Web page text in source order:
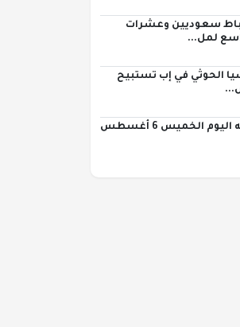
سعوديين وعشرات
لمل...
الحوثي في إب تستبيح
أسعار الخضروات والفواكه اليوم الخميس 6 أغسطس